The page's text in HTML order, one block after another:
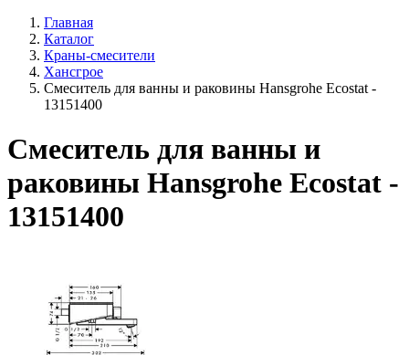
Главная
Каталог
Краны-смесители
Хансгрое
Смеситель для ванны и раковины Hansgrohe Ecostat -
13151400
Смеситель для ванны и
раковины Hansgrohe Ecostat -
13151400